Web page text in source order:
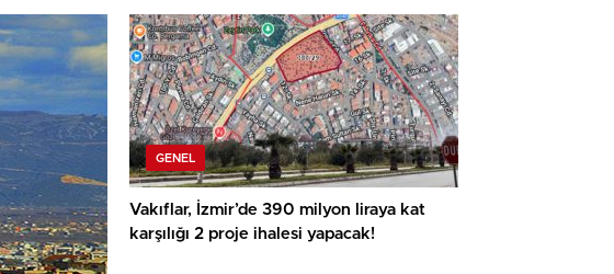
GENEL
Vakıflar, İzmir’de 390 milyon liraya kat
karşılığı 2 proje ihalesi yapacak!